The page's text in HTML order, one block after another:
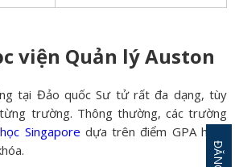
viện Quản lý Auston
tại Đảo quốc Sư tử rất đa dạng, tùy
trường. Thông thường, các trường
Singapore dựa trên điểm GPA hoặc